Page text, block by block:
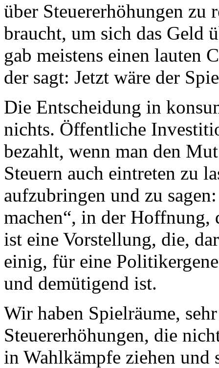
über Steuererhöhungen zu
braucht, um sich das Geld
gab meistens einen lauten
der sagt: Jetzt wäre der
Die Entscheidung in
nichts. Öffentliche
bezahlt, wenn man den
Steuern auch eintreten zu
aufzubringen und zu
machen“, in der Hoffnung,
ist eine Vorstellung, die,
einig, für eine
und demütigend ist.
Wir haben Spielräume,
Steuererhöhungen, die
in Wahlkämpfe ziehen und